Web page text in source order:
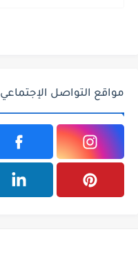
مواقع التواصل الإجتماعي